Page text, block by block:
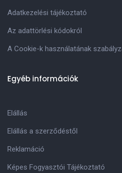
Adatkezelési tájékoztató
Az adattörlési kódokról
A Cookie-k használatának
Egyéb információk
Elállás
Elállás a szerződéstől
Reklamáció
Képes Fogyasztói Tájékoztató